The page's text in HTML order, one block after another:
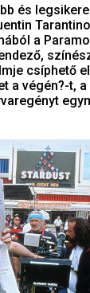
és
a
csíphető
a végén?-t,